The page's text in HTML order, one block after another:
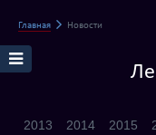
Главная Новости
2013 2014 2015